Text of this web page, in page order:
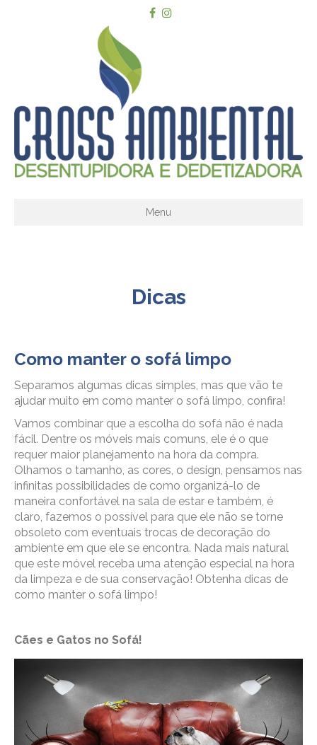
Menu
Dicas
Como manter o sofá limpo
Separamos algumas dicas simples, mas que vão te
ajudar muito em como manter o sofá limpo, confira!
Vamos combinar que a escolha do sofá não é nada
fácil. Dentre os móveis mais comuns, ele é o que
requer maior planejamento na hora da compra.
Olhamos o tamanho, as cores, o design, pensamos nas
infinitas possibilidades de como organizá-lo de
maneira confortável na sala de estar e também, é
claro, fazemos o possível para que ele não se torne
obsoleto com eventuais trocas de decoração do
ambiente em que ele se encontra. Nada mais natural
que este móvel receba uma atenção especial na hora
da limpeza e de sua conservação! Obtenha dicas de
como manter o sofá limpo!
Cães e Gatos no Sofá!